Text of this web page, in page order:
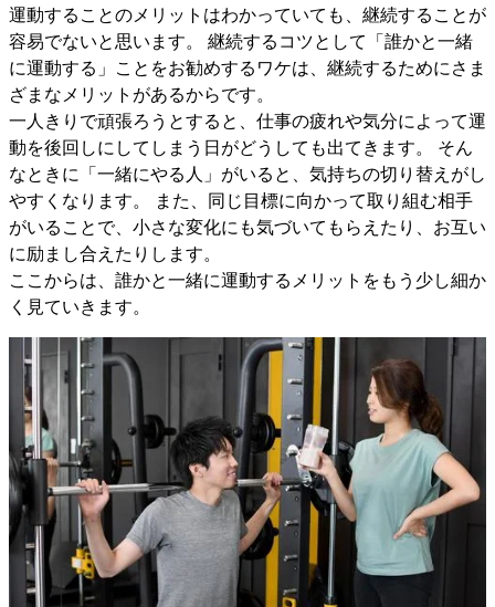
運動することのメリットはわかっていても、継続することが
容易でないと思います。 継続するコツとして「誰かと一緒
に運動する」ことをお勧めするワケは、継続するためにさま
ざまなメリットがあるからです。
一人きりで頑張ろうとすると、仕事の疲れや気分によって運
動を後回しにしてしまう日がどうしても出てきます。 そん
なときに「一緒にやる人」がいると、気持ちの切り替えがし
やすくなります。 また、同じ目標に向かって取り組む相手
がいることで、小さな変化にも気づいてもらえたり、お互い
に励まし合えたりします。
ここからは、誰かと一緒に運動するメリットをもう少し細か
く見ていきます。